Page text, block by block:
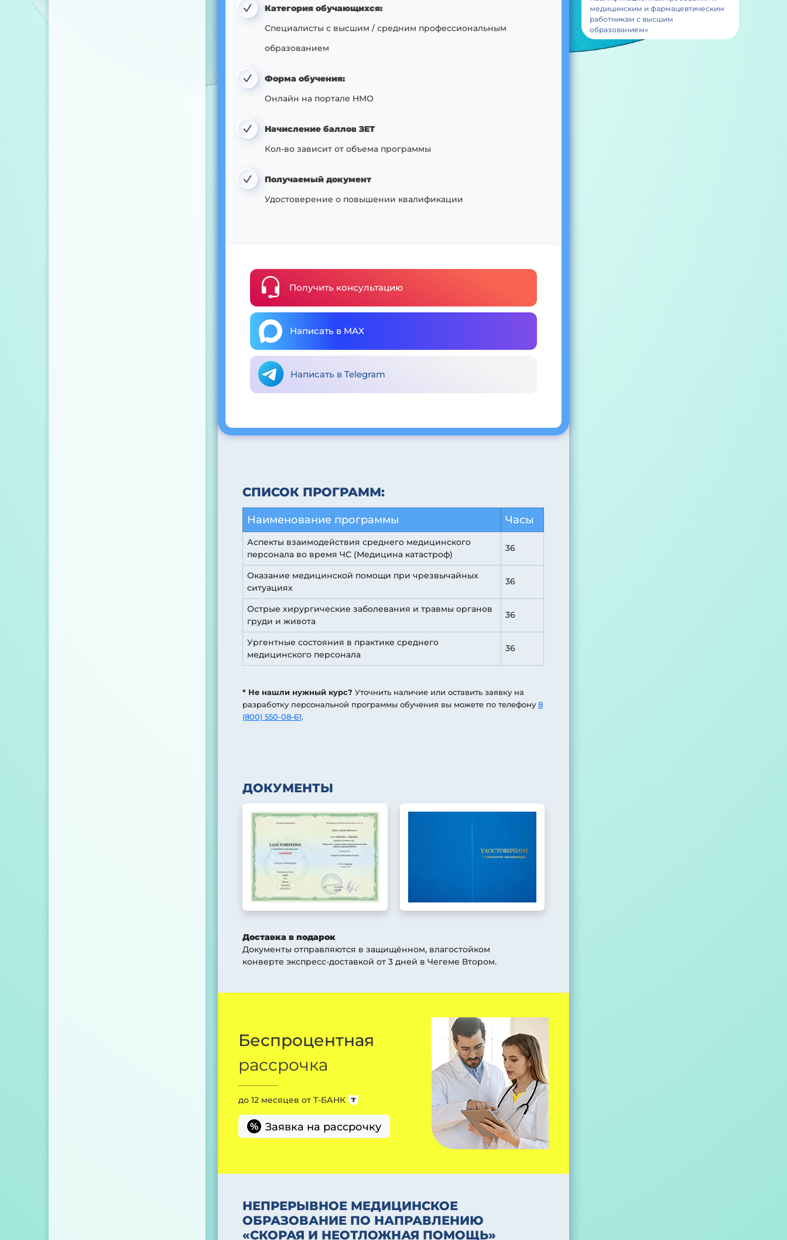
Категория обучающихся:
Специалисты с высшим / средним профессиональным
образованием
Форма обучения:
Онлайн на портале НМО
Начисление баллов ЗЕТ
Кол-во зависит от объема программы
Получаемый документ
Удостоверение о повышении квалификации
Получить консультацию
Написать в MAX
Написать в Telegram
СПИСОК ПРОГРАММ:
Наименование программы Часы
Аспекты взаимодействия среднего медицинского
персонала во время ЧС (Медицина катастроф)
36
Оказание медицинской помощи при чрезвычайных
ситуациях
36
Острые хирургические заболевания и травмы органов
груди и живота
36
Ургентные состояния в практике среднего
медицинского персонала
36
* Не нашли нужный курс? Уточнить наличие или оставить заявку на
разработку персональной программы обучения вы можете по телефону8
(800) 550-08-61.
ДОКУМЕНТЫ
Доставка в подарок
Документы отправляются в защищённом, влагостойком
конверте экспресс-доставкой от 3 дней в Чегеме Втором.
Беспроцентная
рассрочка
до 12 месяцев от Т-БАНК
% Заявка на рассрочку
НЕПРЕРЫВНОЕ МЕДИЦИНСКОЕ
ОБРАЗОВАНИЕ ПО НАПРАВЛЕНИЮ
«СКОРАЯ И НЕОТЛОЖНАЯ ПОМОЩЬ»
медицинским и фармацевтическим
работникам с высшим
образованием»